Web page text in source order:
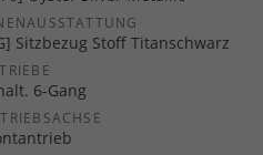
Sitzbezug Stoff Titanschwarz
6-Gang